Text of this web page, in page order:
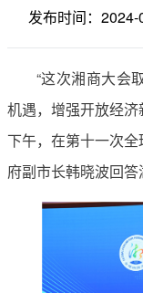
发布时间：2024-
“这次湘商大会
机遇，增强开放经
下午，在第十一次
府副市长韩晓波回答